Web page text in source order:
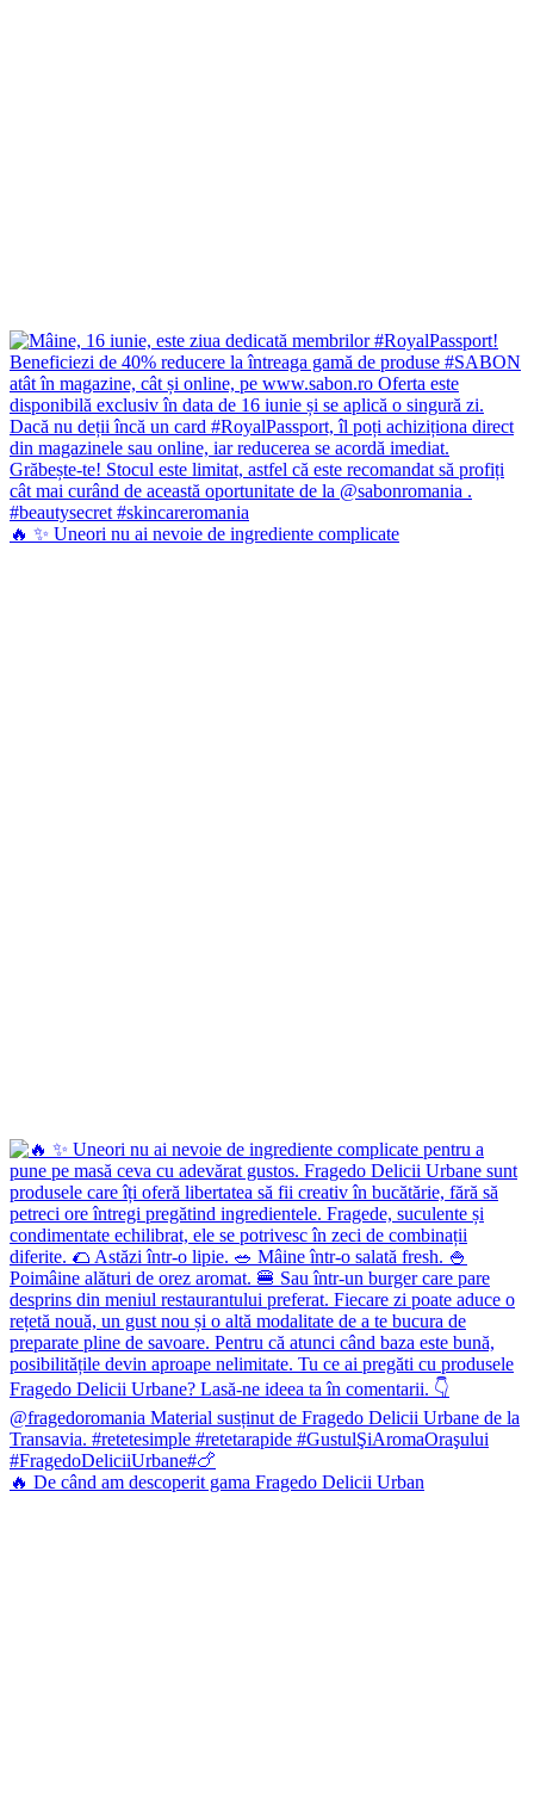
🔥 ✨ Uneori nu ai nevoie de ingrediente complicate
🔥 De când am descoperit gama Fragedo Delicii Urban